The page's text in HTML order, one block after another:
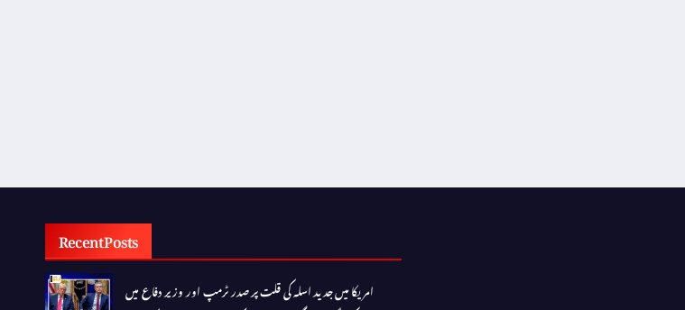
Recent Posts
امریکا میں جدید اسلہ کی قلت پر صدر ٹرمپ اور وزیر دفاع میں